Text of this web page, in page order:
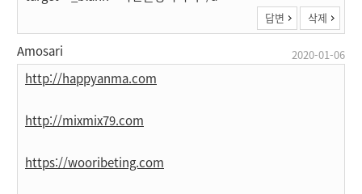
답변 삭제
Amosari 2020-01-06
http://happyanma.com
http://mixmix79.com
https://wooribeting.com